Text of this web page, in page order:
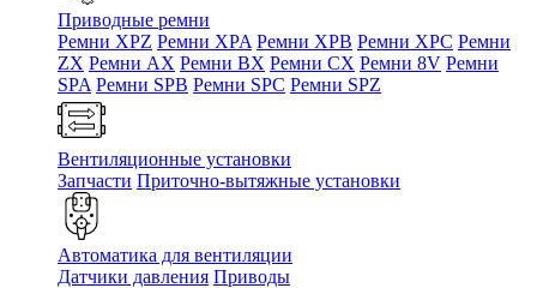
Приводные ремни
Ремни XPZ Ремни XPA Ремни XPB Ремни XPC Ремни
ZX Ремни AX Ремни BX Ремни CX Ремни 8V Ремни
SPA Ремни SPB Ремни SPC Ремни SPZ
Вентиляционные установки
Запчасти Приточно-вытяжные установки
Автоматика для вентиляции
Датчики давления Приводы